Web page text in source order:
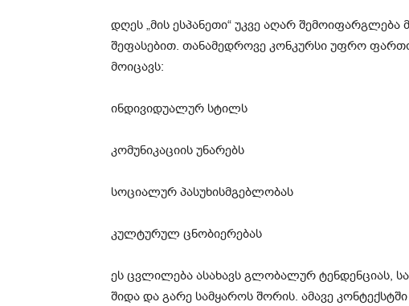
დღეს „მის ესპანეთი“ უკვე აღარ
შეფასებით. თანამედროვე კონკურსი უფრო
მოიცავს:
ინდივიდუალურ სტილს
კომუნიკაციის უნარებს
სოციალურ პასუხისმგებლობას
კულტურულ ცნობიერებას
ეს ცვლილება ასახავს გლობალურ ტენდენციას,
შიდა და გარე სამყაროს შორის. ამავე